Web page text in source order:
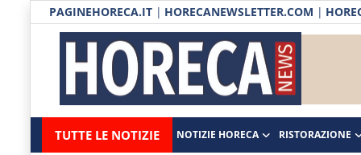
PAGINEHORECA.IT | HORECANEWSLETTER.COM |
Horecanews.it
-
Notizie
Horeca
TUTTE LE NOTIZIE NOTIZIE HORECA RISTORAZIONE
Notizie HORECA
Ristorazione